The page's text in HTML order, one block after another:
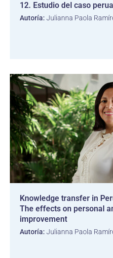
12. Estudio del caso
Autoría: Julianna Paola
Knowledge transfer in
The effects on personal
improvement
Autoría: Julianna Paola